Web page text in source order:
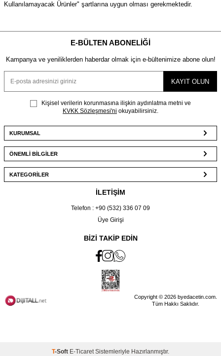
Kullanılamayacak Ürünler" şartlarına uygun olması gerekmektedir.
E-BÜLTEN ABONELIĞI
Kampanya ve yeniliklerden haberdar olmak için e-bültenimize abone olun!
KAYIT OLUN
Kişisel verilerin korunmasına ilişkin aydınlatma metni ve
KVKK Sözleşmesi'ni okuyabilirsiniz.
KURUMSAL
ÖNEMLİ BİLGİLER
KATEGORİLER
İLETİŞİM
Telefon : +90 (532) 336 07 09
Üye Girişi
BİZİ TAKİP EDİN
Copyright © 2026 byedacetin.com.
Tüm Hakkı Saklıdır.
T-Soft E-TicaretSistemleriyle Hazırlanmıştır.